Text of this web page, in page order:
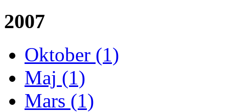
2007
Oktober (1)
Maj (1)
Mars (1)